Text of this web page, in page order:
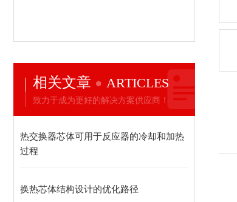
相关文章 ARTICLES
致力于成为更好的解决方案供应商！
热交换器芯体可用于反应器的冷却和加热
过程
换热芯体结构设计的优化路径